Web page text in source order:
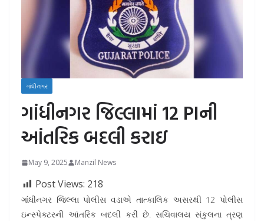
ગાંધીનગર
ગાંધીનગર જિલ્લામાં 12 PIની
આંતરિક બદલી કરાઇ
May 9, 2025 Manzil News
Post Views: 218
ગાંધીનગર જિલ્લા પોલીસ વડાએ તાત્કાલિક અસરથી 12 પોલીસ
ઇન્સ્પેક્ટરની આંતરિક બદલી કરી છે. સચિવાલય સંકુલના ત્રણ